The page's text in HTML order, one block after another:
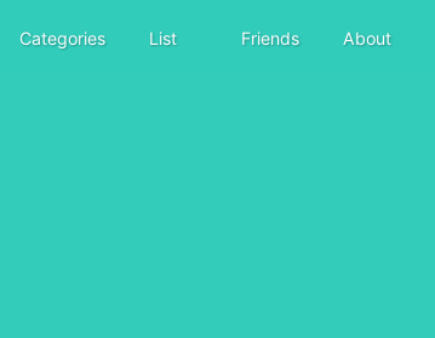
Categories List Friends About